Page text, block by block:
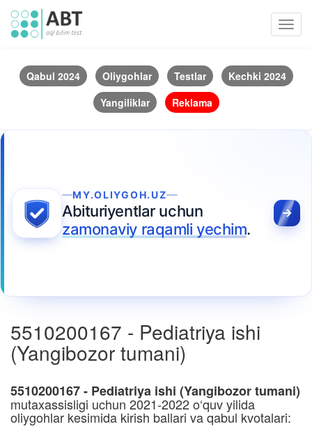
Qabul 2024 Oliygohlar Testlar
Kechki 2024
Yangiliklar
Reklama
MY.OLIYGOH.UZ
Abituriyentlar uchun
zamonaviy raqamli yechim.
5510200167 - Pediatriya ishi
(Yangibozor tumani)
5510200167 - Pediatriya ishi (Yangibozor tumani)
mutaxassisligi uchun 2021-2022 o‘quv yilida
oliygohlar kesimida kirish ballari va qabul kvotalari: